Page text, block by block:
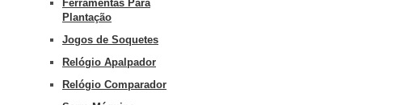
Ferramentas Para
Plantação
Jogos de Soquetes
Relógio Apalpador
Relógio Comparador